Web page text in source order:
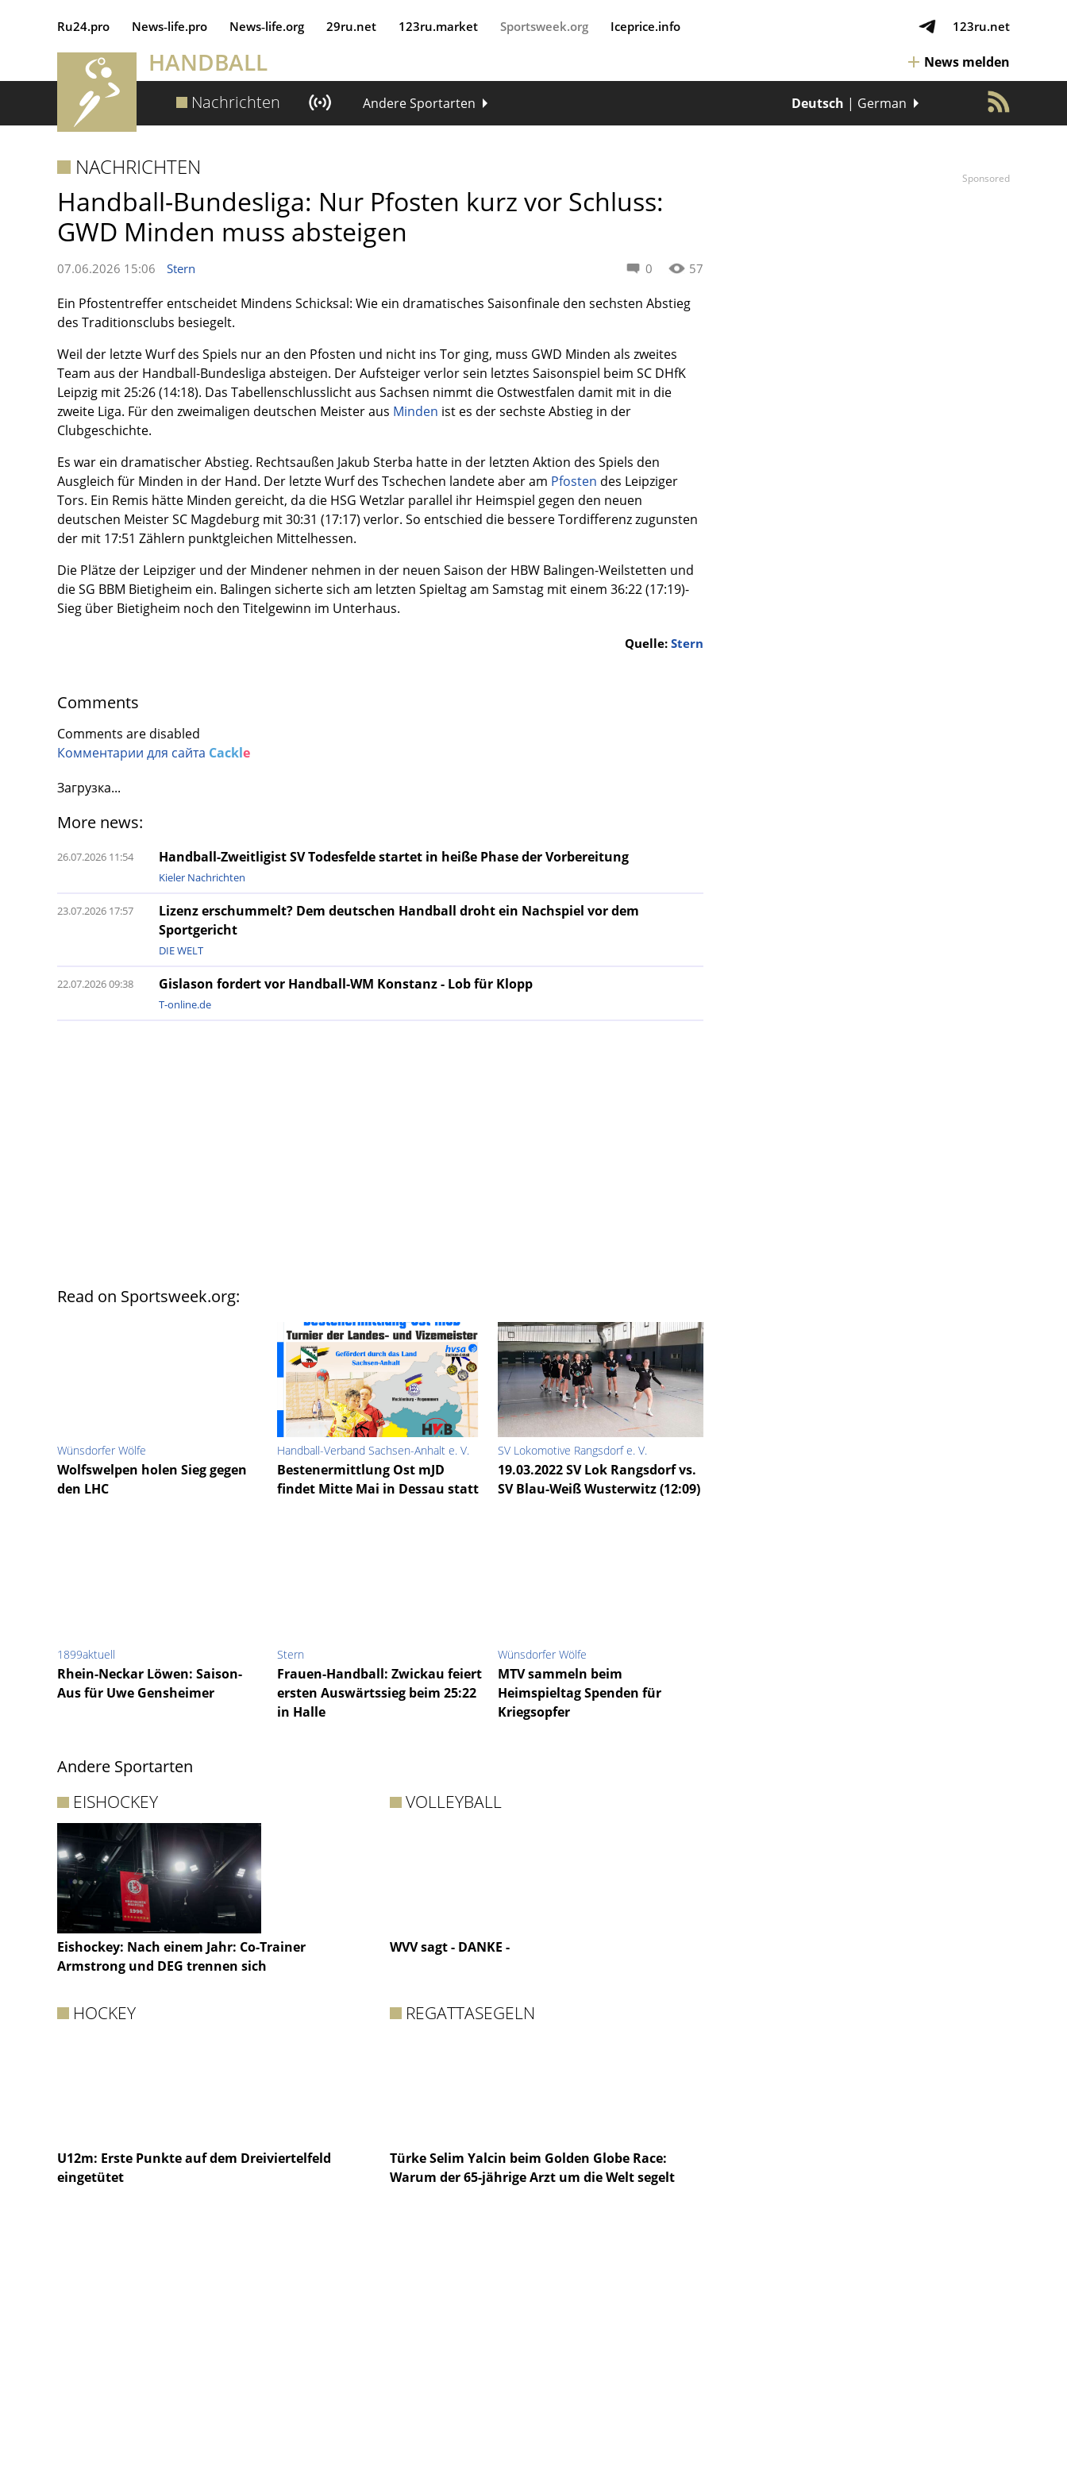
Ru24.pro News‑life.pro News‑life.org 29ru.net 123ru.market Sportsweek.org Iceprice.info 123ru.net
HANDBALL News melden
Nachrichten Andere Sportarten Deutsch | German
NACHRICHTEN
Handball-Bundesliga: Nur Pfosten kurz vor Schluss:
GWD Minden muss absteigen
0 57
07.06.2026 15:06 Stern
Ein Pfostentreffer entscheidet Mindens Schicksal: Wie ein dramatisches Saisonfinale den sechsten Abstieg
des Traditionsclubs besiegelt.
Weil der letzte Wurf des Spiels nur an den Pfosten und nicht ins Tor ging, muss GWD Minden als zweites
Team aus der Handball-Bundesliga absteigen. Der Aufsteiger verlor sein letztes Saisonspiel beim SC DHfK
Leipzig mit 25:26 (14:18). Das Tabellenschlusslicht aus Sachsen nimmt die Ostwestfalen damit mit in die
zweite Liga. Für den zweimaligen deutschen Meister aus Minden ist es der sechste Abstieg in der
Clubgeschichte.
Es war ein dramatischer Abstieg. Rechtsaußen Jakub Sterba hatte in der letzten Aktion des Spiels den
Ausgleich für Minden in der Hand. Der letzte Wurf des Tschechen landete aber am Pfosten des Leipziger
Tors. Ein Remis hätte Minden gereicht, da die HSG Wetzlar parallel ihr Heimspiel gegen den neuen
deutschen Meister SC Magdeburg mit 30:31 (17:17) verlor. So entschied die bessere Tordifferenz zugunsten
der mit 17:51 Zählern punktgleichen Mittelhessen.
Die Plätze der Leipziger und der Mindener nehmen in der neuen Saison der HBW Balingen-Weilstetten und
die SG BBM Bietigheim ein. Balingen sicherte sich am letzten Spieltag am Samstag mit einem 36:22 (17:19)-
Sieg über Bietigheim noch den Titelgewinn im Unterhaus.
Quelle: Stern
Comments
Comments are disabled
Комментарии для сайта Cackle
Загрузка...
More news:
Handball-Zweitligist SV Todesfelde startet in heiße Phase der Vorbereitung
26.07.2026 11:54
Kieler Nachrichten
Lizenz erschummelt? Dem deutschen Handball droht ein Nachspiel vor dem
Sportgericht
23.07.2026 17:57
DIE WELT
Gislason fordert vor Handball-WM Konstanz - Lob für Klopp
22.07.2026 09:38
T-online.de
Read on Sportsweek.org:
Wünsdorfer Wölfe
Wolfswelpen holen Sieg gegen
den LHC
Handball-Verband Sachsen-Anhalt e. V.
Bestenermittlung Ost mJD
findet Mitte Mai in Dessau statt
SV Lokomotive Rangsdorf e. V.
19.03.2022 SV Lok Rangsdorf vs.
SV Blau-Weiß Wusterwitz (12:09)
1899aktuell
Rhein-Neckar Löwen: Saison-
Aus für Uwe Gensheimer
Stern
Frauen-Handball: Zwickau feiert
ersten Auswärtssieg beim 25:22
in Halle
Wünsdorfer Wölfe
MTV sammeln beim
Heimspieltag Spenden für
Kriegsopfer
Andere Sportarten
EISHOCKEY
Eishockey: Nach einem Jahr: Co-Trainer
Armstrong und DEG trennen sich
VOLLEYBALL
WVV sagt - DANKE -
HOCKEY
U12m: Erste Punkte auf dem Dreiviertelfeld
eingetütet
REGATTASEGELN
Türke Selim Yalcin beim Golden Globe Race:
Warum der 65-jährige Arzt um die Welt segelt
Sponsored